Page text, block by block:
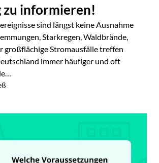
informieren!
sind längst keine Ausnahme
Starkregen, Waldbrände,
großflächige Stromausfälle treffen
immer häufiger und oft